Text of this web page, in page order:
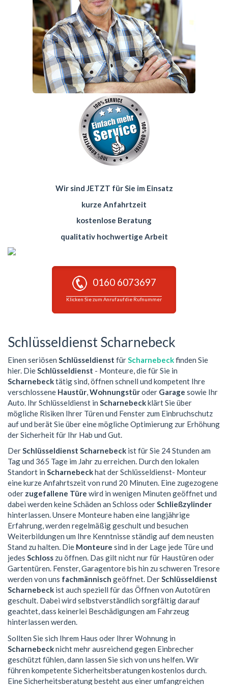
Wir sind JETZT für Sie im Einsatz
kurze Anfahrtzeit
kostenlose Beratung
qualitativ hochwertige Arbeit
0160 6073697
Klicken Sie zum Anruf auf die Rufnummer
Schlüsseldienst Scharnebeck
Einen seriösen Schlüsseldienst fürScharnebeckfinden Sie
hier. DieSchlüsseldienst - Monteure, die für Sie in
Scharnebecktätig sind, öffnen schnell und kompetent Ihre
verschlossene Haustür,Wohnungstüroder Garage sowie Ihr
Auto. Ihr Schlüsseldienst in Scharnebeckklärt Sie über
mögliche Risiken Ihrer Türen und Fenster zum Einbruchschutz
auf und berät Sie über eine mögliche Optimierung zur Erhöhung
der Sicherheit für Ihr Hab und Gut.
DerSchlüsseldienst Scharnebeck ist für Sie 24 Stunden am
Tag und 365 Tage im Jahr zu erreichen. Durch den lokalen
Standort in Scharnebeckhat der Schlüsseldienst- Monteur
eine kurze Anfahrtszeit von rund 20 Minuten. Eine zugezogene
oder zugefallene Türe wird in wenigen Minuten geöffnet und
dabei werden keine Schäden an Schloss oderSchließzylinder
hinterlassen. Unsere Monteure haben eine langjährige
Erfahrung, werden regelmäßig geschult und besuchen
Weiterbildungen um Ihre Kenntnisse ständig auf dem neusten
Stand zu halten. Die Monteure sind in der Lage jede Türe und
jedes Schloss zu öffnen. Das gilt nicht nur für Haustüren oder
Gartentüren. Fenster, Garagentore bis hin zu schweren Tresore
werden von uns fachmännisch geöffnet. DerSchlüsseldienst
Scharnebeck ist auch speziell für das Öffnen von Autotüren
geschult. Dabei wird selbstverständlich sorgfältig darauf
geachtet, dass keinerlei Beschädigungen am Fahrzeug
hinterlassen werden.
Sollten Sie sich Ihrem Haus oder Ihrer Wohnung in
Scharnebecknicht mehr ausreichend gegen Einbrecher
geschützt fühlen, dann lassen Sie sich von uns helfen. Wir
führen kompetente Sicherheitsberatungen kostenlos durch.
Eine Sicherheitsberatung besteht aus einer umfangreichen